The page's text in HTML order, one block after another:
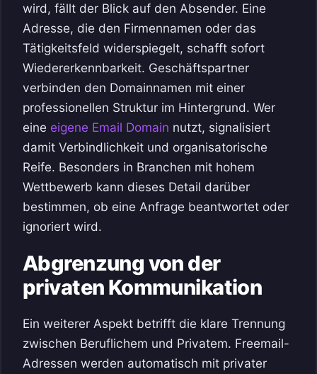
wird, fällt der Blick auf den Absender. Eine
Adresse, die den Firmennamen oder das
Tätigkeitsfeld widerspiegelt, schafft sofort
Wiedererkennbarkeit. Geschäftspartner
verbinden den Domainnamen mit einer
professionellen Struktur im Hintergrund. Wer
eine eigene Email Domain nutzt, signalisiert
damit Verbindlichkeit und organisatorische
Reife. Besonders in Branchen mit hohem
Wettbewerb kann dieses Detail darüber
bestimmen, ob eine Anfrage beantwortet oder
ignoriert wird.
Abgrenzung von der
privaten Kommunikation
Ein weiterer Aspekt betrifft die klare Trennung
zwischen Beruflichem und Privatem. Freemail-
Adressen werden automatisch mit privater